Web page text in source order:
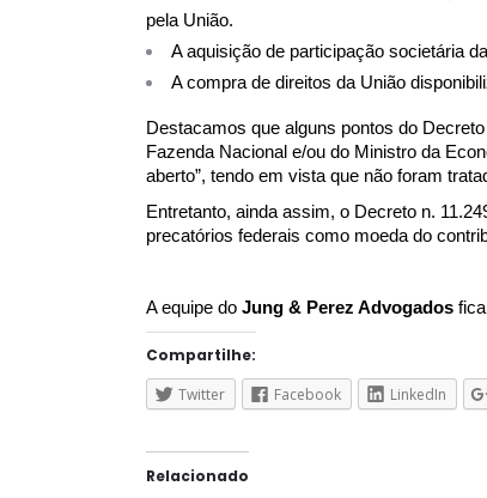
pela União.
A aquisição de participação societária
A compra de direitos da União
Destacamos que alguns pontos do
Fazenda Nacional e/ou do Ministro da
aberto”, tendo em vista que não foram
Entretanto, ainda assim, o Decreto n.
precatórios federais como moeda do
A equipe do Jung & Perez Advogados
Compartilhe:
Twitter
Facebook LinkedIn
Relacionado